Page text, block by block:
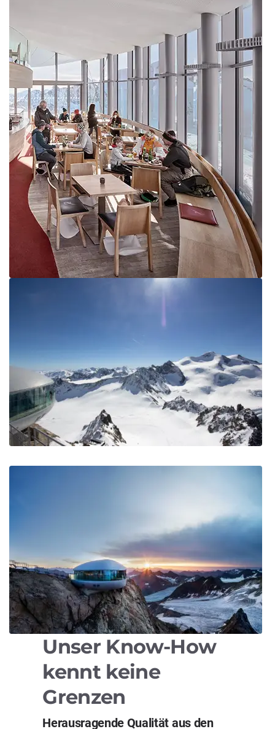
Unser Know-How
kennt keine
Grenzen
Herausragende Qualität aus den